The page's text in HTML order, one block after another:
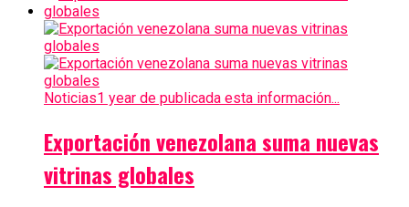
Noticias1 year de publicada esta información...
Exportación venezolana suma nuevas
vitrinas globales